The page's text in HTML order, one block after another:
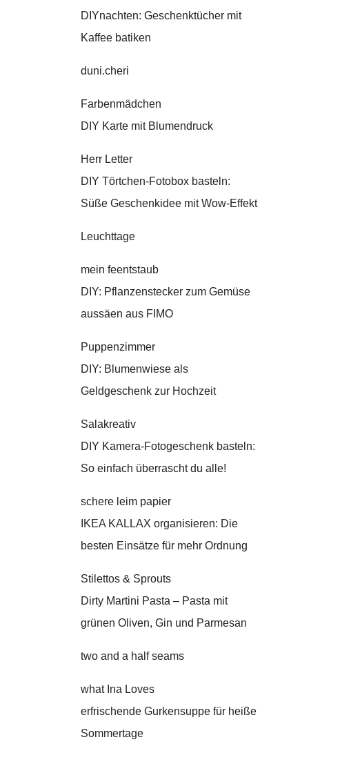
DIYnachten: Geschenktücher mit
Kaffee batiken
duni.cheri
Farbenmädchen
DIY Karte mit Blumendruck
Herr Letter
DIY Törtchen-Fotobox basteln:
Süße Geschenkidee mit Wow-Effekt
Leuchttage
mein feentstaub
DIY: Pflanzenstecker zum Gemüse
aussäen aus FIMO
Puppenzimmer
DIY: Blumenwiese als
Geldgeschenk zur Hochzeit
Salakreativ
DIY Kamera-Fotogeschenk basteln:
So einfach überrascht du alle!
schere leim papier
IKEA KALLAX organisieren: Die
besten Einsätze für mehr Ordnung
Stilettos & Sprouts
Dirty Martini Pasta – Pasta mit
grünen Oliven, Gin und Parmesan
two and a half seams
what Ina Loves
erfrischende Gurkensuppe für heiße
Sommertage